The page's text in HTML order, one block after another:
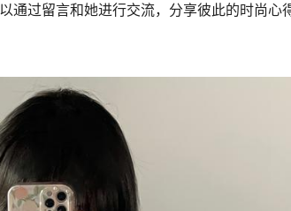
过留言和她进行交流，分享彼此的时尚心